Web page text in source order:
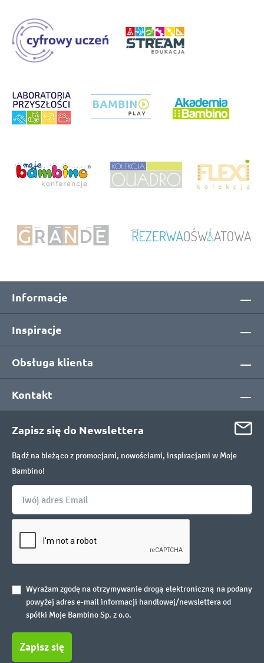
Informacje
Inspiracje
Obsługa klienta
Kontakt
Zapisz się do Newslettera
Bądź na bieżąco z promocjami, nowościami, inspiracjami w Moje
Bambino!
Wyrażam zgodę na otrzymywanie drogą elektroniczną na podany
powyżej adres e-mail informacji handlowej/newslettera od
spółki Moje Bambino Sp. z o.o.
Zapisz się